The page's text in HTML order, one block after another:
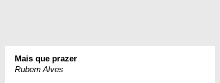
Mais que prazer
Rubem Alves